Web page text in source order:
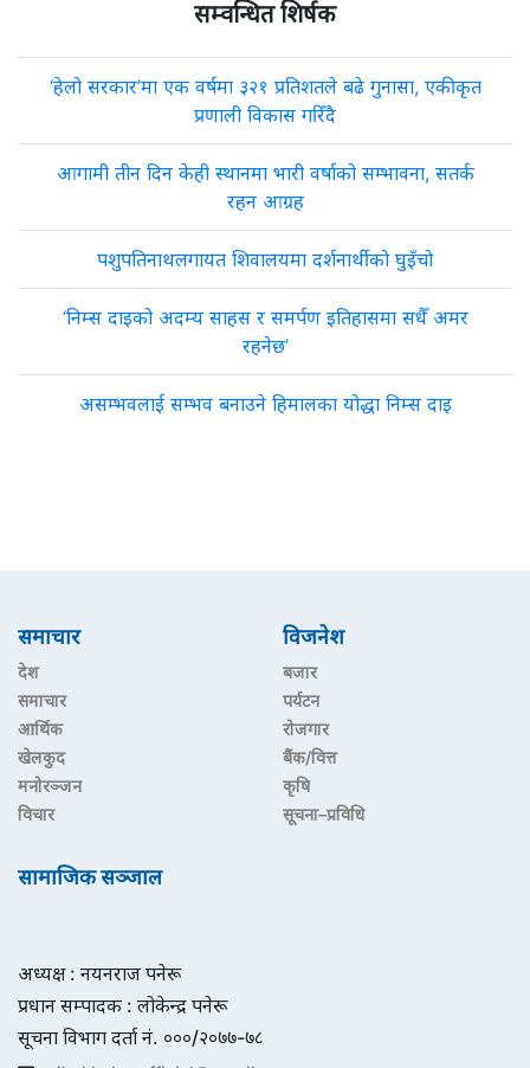
सम्वन्धित शिर्षक
‘हेलो सरकार’मा एक वर्षमा ३२१ प्रतिशतले बढे गुनासा, एकीकृत
प्रणाली विकास गरिँदै
आगामी तीन दिन केही स्थानमा भारी वर्षाको सम्भावना, सतर्क
रहन आग्रह
पशुपतिनाथलगायत शिवालयमा दर्शनार्थीको घुइँचो
‘निम्स दाइको अदम्य साहस र समर्पण इतिहासमा सधैँ अमर
रहनेछ’
असम्भवलाई सम्भव बनाउने हिमालका योद्धा निम्स दाइ
समाचार
देश
समाचार
आर्थिक
खेलकुद
मनोरञ्जन
विचार
विजनेश
बजार
पर्यटन
रोजगार
बैंक/वित्त
कृषि
सूचना–प्रविधि
सामाजिक सञ्जाल
अध्यक्ष : नयनराज पनेरू
प्रधान सम्पादक : लोकेन्द्र पनेरू
सूचना विभाग दर्ता नं. ०००/२०७७-७८